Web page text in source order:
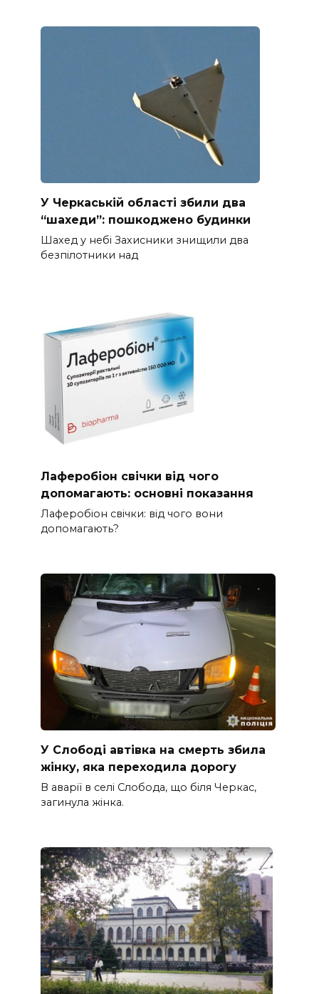
У Черкаській області збили два
“шахеди”: пошкоджено будинки
Шахед у небі Захисники знищили два
безпілотники над
Лаферобіон свічки від чого
допомагають: основні показання
Лаферобіон свічки: від чого вони
допомагають?
У Слободі автівка на смерть збила
жінку, яка переходила дорогу
В аварії в селі Слобода, що біля Черкас,
загинула жінка.